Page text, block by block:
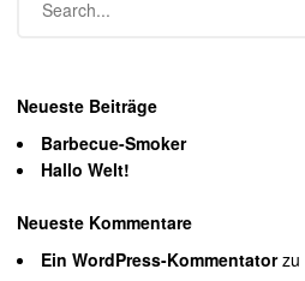
Neueste Beiträge
Barbecue-Smoker
Hallo Welt!
Neueste Kommentare
Ein WordPress-Kommentatorzu